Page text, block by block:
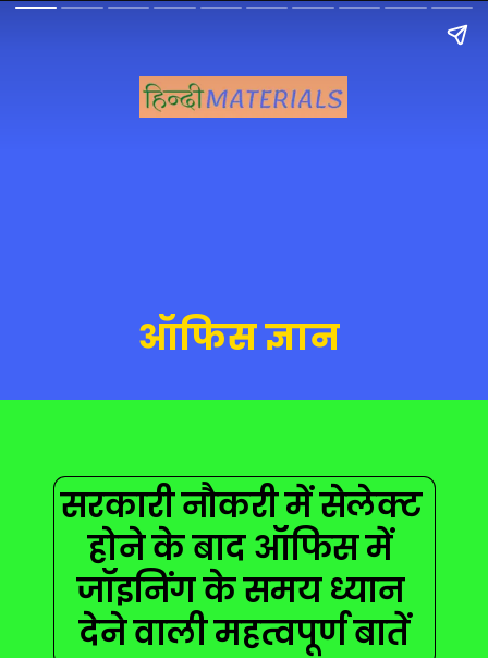
ऑफिस ज्ञान
सरकारी नौकरी में सेलेक्ट
होने के बाद ऑफिस में
जॉइनिंग के समय ध्यान
देने वाली महत्वपूर्ण बातें